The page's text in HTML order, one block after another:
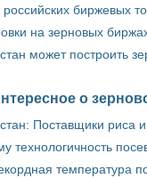
российских биржевых
на зерновых
может построить
о
Поставщики риса
технологичность
температура